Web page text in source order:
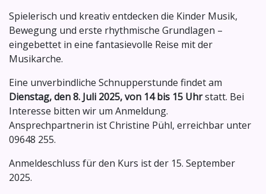
Spielerisch und kreativ entdecken die Kinder Musik,
Bewegung und erste rhythmische Grundlagen –
eingebettet in eine fantasievolle Reise mit der
Musikarche.
Eine unverbindliche Schnupperstunde findet am
Dienstag, den 8. Juli 2025, von 14 bis 15 Uhrstatt. Bei
Interesse bitten wir um Anmeldung.
Ansprechpartnerin ist Christine Pühl, erreichbar unter
09648 255.
Anmeldeschluss für den Kurs ist der 15. September
2025.